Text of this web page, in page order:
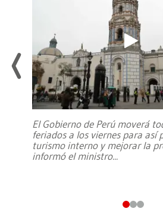
El Gobierno de Perú moverá
feriados a los viernes para así
turismo interno y mejorar la
informó el ministro...